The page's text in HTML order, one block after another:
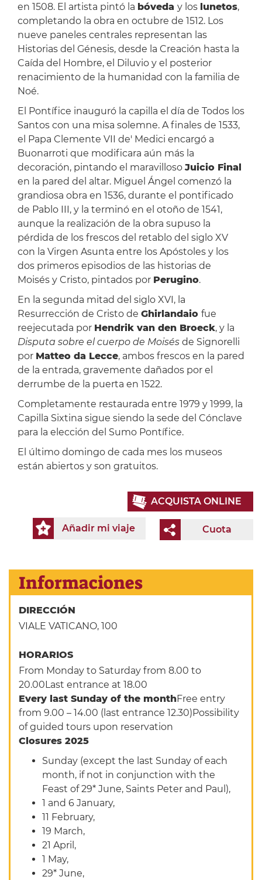
en 1508. El artista pintó la bóveda y los lunetos,
completando la obra en octubre de 1512. Los
nueve paneles centrales representan las
Historias del Génesis, desde la Creación hasta la
Caída del Hombre, el Diluvio y el posterior
renacimiento de la humanidad con la familia de
Noé.
El Pontífice inauguró la capilla el día de Todos los
Santos con una misa solemne. A finales de 1533,
el Papa Clemente VII de' Medici encargó a
Buonarroti que modificara aún más la
decoración, pintando el maravilloso Juicio Final
en la pared del altar. Miguel Ángel comenzó la
grandiosa obra en 1536, durante el pontificado
de Pablo III, y la terminó en el otoño de 1541,
aunque la realización de la obra supuso la
pérdida de los frescos del retablo del siglo XV
con la Virgen Asunta entre los Apóstoles y los
dos primeros episodios de las historias de
Moisés y Cristo, pintados por Perugino.
En la segunda mitad del siglo XVI, la
Resurrección de Cristo de Ghirlandaio fue
reejecutada por Hendrik van den Broeck, y la
Disputa sobre el cuerpo de Moisésde Signorelli
por Matteo da Lecce, ambos frescos en la pared
de la entrada, gravemente dañados por el
derrumbe de la puerta en 1522.
Completamente restaurada entre 1979 y 1999, la
Capilla Sixtina sigue siendo la sede del Cónclave
para la elección del Sumo Pontífice.
El último domingo de cada mes los museos
están abiertos y son gratuitos.
ACQUISTA ONLINE
Cuota
Añadir mi viaje
Informaciones
DIRECCIÓN
VIALE VATICANO, 100
HORARIOS
From Monday to Saturday from 8.00 to
20.00Last entrance at 18.00
Every last Sunday of the monthFree entry
from 9.00 – 14.00 (last entrance 12.30)Possibility
of guided tours upon reservation
Closures 2025
Sunday (except the last Sunday of each
month, if not in conjunction with the
Feast of 29* June, Saints Peter and Paul),
1 and 6 January,
11 February,
19 March,
21 April,
1 May,
29* June,